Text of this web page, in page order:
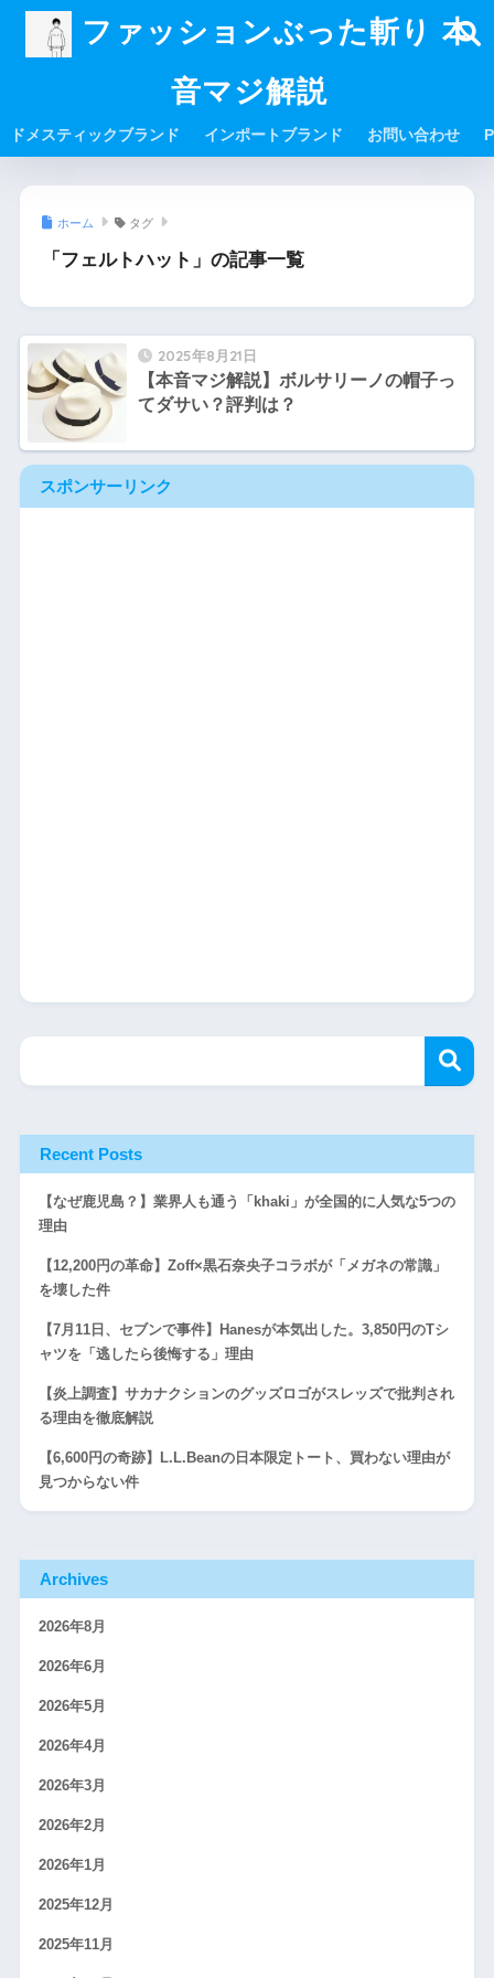
ファッションぶった斬り 本
音マジ解説
ドメスティックブランド インポートブランド お問い合わせ
ホーム タグ
「フェルトハット」の記事一覧
2025年8月21日
【本音マジ解説】ボルサリーノの帽子っ
てダサい？評判は？
スポンサーリンク
Recent Posts
【なぜ鹿児島？】業界人も通う「khaki」が全国的に人気な5つの
理由
【12,200円の革命】Zoff×黒石奈央子コラボが「メガネの常識」
を壊した件
【7月11日、セブンで事件】Hanesが本気出した。3,850円のTシ
ャツを「逃したら後悔する」理由
【炎上調査】サカナクションのグッズロゴがスレッズで批判され
る理由を徹底解説
【6,600円の奇跡】L.L.Beanの日本限定トート、買わない理由が
見つからない件
Archives
2026年8月
2026年6月
2026年5月
2026年4月
2026年3月
2026年2月
2026年1月
2025年12月
2025年11月